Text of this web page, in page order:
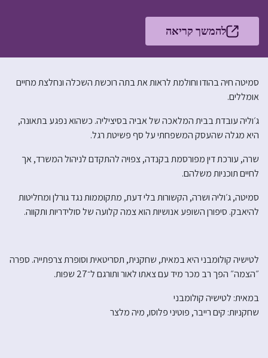
להמשך קריאה
סמיטה חיה בהודו וחולמת לראות את בתה רוכשת השכלה ונחלצת מחיים
אומללים.
ג׳וליה עובדת בבית המלאכה של אביה בסיציליה. כשהוא נפגע בתאונה,
היא מגלה שהעסק המשפחתי על סף פשיטת רגל.
שרה, עורכת דין מפורסמת בקנדה, צפויה להתקדם לניהול המשרד, אך
לחיים תוכניות משלהם.
סמיטה, ג׳וליה ושרה, הקשורות בלי דעת, מתקוממות נגד גורלן ומחליטות
להיאבק. סיפורן השופע אנושיות הוא צמה קלועה של סולידריות ותקווה.
לטישיה קולומבני היא במאית, שחקנית, תסריטאית וסופרת צרפתייה. ספרה
״הצמה״ הפך רב מכר מיד עם צאתו לאור ותורגם ל־27 שפות.
במאית: לטישיה קולומבני
שחקניות: קים רייבר, פוטיני פלוסו, מיה מלצר